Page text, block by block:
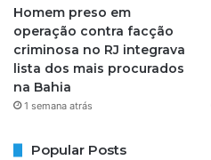
Homem preso em
operação contra facção
criminosa no RJ integrava
lista dos mais procurados
na Bahia
1 semana atrás
Popular Posts